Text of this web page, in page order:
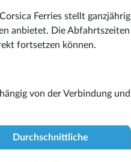
Ferries stellt ganzjährig
anbietet. Die Abfahrtszeiten
fortsetzen können.
von der Verbindung und
Durchschnittliche